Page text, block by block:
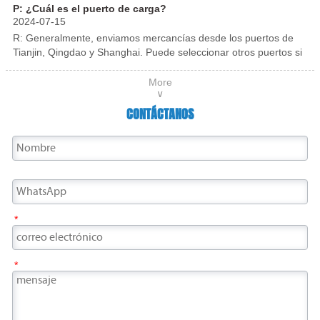
pasillos, lobby de hoteles y diversas series de
corrosión, rayones, etc. durante el transporte.
P: ¿Cuál es el puerto de carga?
2024-07-15
R: Generalmente, enviamos mercancías desde los puertos de
Tianjin, Qingdao y Shanghai. Puede seleccionar otros puertos si
More
∨
CONTÁCTANOS
*
*